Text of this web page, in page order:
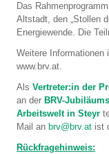
Das
Altstadt, den „Stollen
Energiewende. Die
Weitere Informationen
www.brv.at.
Als Vertreter:in der
an der BRV-
Arbeitswelt in Steyr
Mail an brv@brv.atist
Rückfragehinweis: